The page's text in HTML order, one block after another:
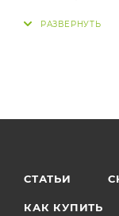
СТАТЬИ
КАК КУПИТЬ